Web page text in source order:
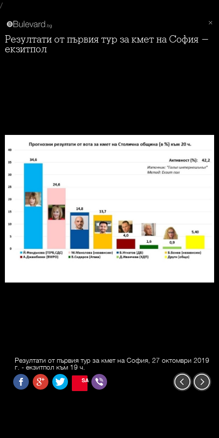
/
Резултати от първия тур за кмет на София -
екзитпол
Резултати от първия тур за кмет на София, 27 октомври 2019
г. - екзитпол към 19 ч.
SAVE